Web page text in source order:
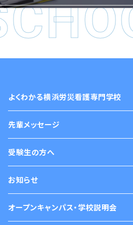
よくわかる横浜労災看護専門学校
先輩メッセージ
受験生の方へ
お知らせ
オープンキャンパス・学校説明会